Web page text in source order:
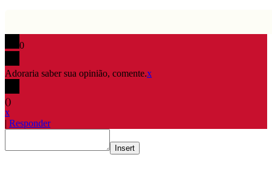
0
Adoraria saber sua opinião, comente.x
()
x
| Responder
Insert